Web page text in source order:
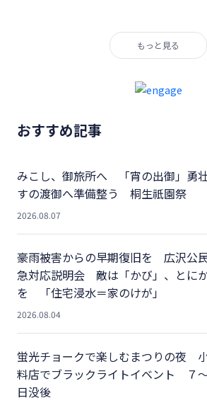
もっと見る
おすすめ記事
みこし、御旅所へ 「宵の出御」勇
すの渡御へ準備整う 桐生祇園祭
2026.08.07
豪雨被害からの早期復旧を 広沢公
急対応説明会 敵は「かび」、とに
を 「住宅浸水＝家のけが」
2026.08.04
蛍光チョークで楽しむまつりの夜
料店でブラックライトイベント ７
日没後